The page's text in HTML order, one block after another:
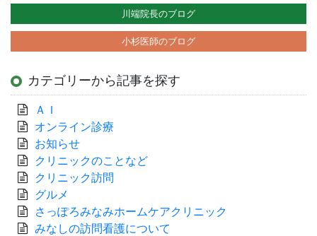
川端院長のブログ
小杉医師のブログ
カテゴリーから記事を探す
ＡＩ
オンライン診療
お知らせ
クリニックのことなど
クリニック訪問
グルメ
さっぽろみなみホームケアクリニック
みなしの訪問看護について